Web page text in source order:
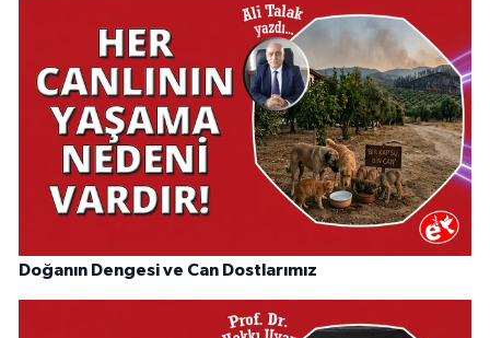
Doğanın Dengesi ve Can Dostlarımız